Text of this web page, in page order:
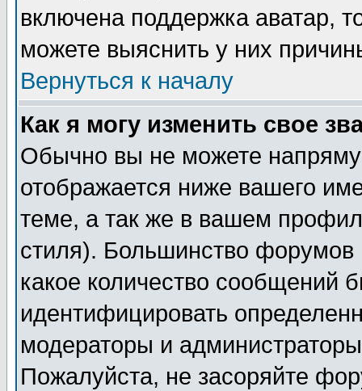
включена поддержка аватар,
можете выяснить у них
Вернуться к началу
Как я могу изменить свое
Обычно вы не можете
отображается ниже вашего
теме, а так же в вашем
стиля). Большинство форумов
какое количество сообщений
идентифицировать
модераторы и
Пожалуйста, не засоряйте